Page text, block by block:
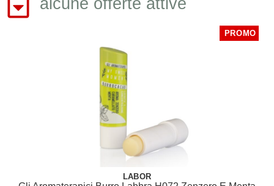
alcune offerte attive
PROMO
LABOR